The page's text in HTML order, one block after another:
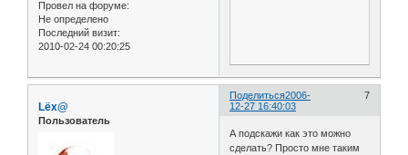
Провел на форуме:
Не определено
Последний визит:
2010-02-24 00:20:25
Поделиться 7
2006-
12-27 16:40:03
Lёx@
Пользователь
А подскажи как это можно
сделать? Просто мне таким